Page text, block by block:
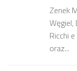
Zenek
Węgiel,
Ricchi
oraz...